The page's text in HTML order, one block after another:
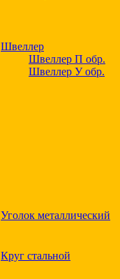
Швеллер
Швеллер П обр.
Швеллер У обр.
Уголок металлический
Круг стальной